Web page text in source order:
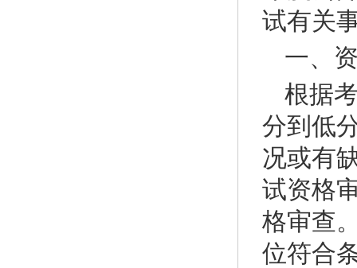
试有关
一、
根据
分到低
况或有
试资格
格审查
位符合